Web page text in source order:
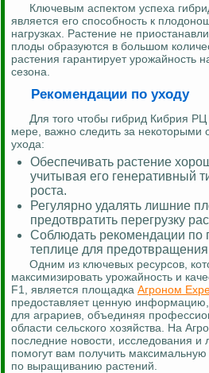
Ключевым аспектом успеха
является его способность к
нагрузках. Растение не
плоды образуются в большом
растения гарантирует урожайность
сезона.
Рекомендации по уходу
Для того чтобы гибрид Кибрия
мере, важно следить за некоторыми
ухода:
Обеспечивать растение
учитывая его генеративный
роста.
Регулярно удалять лишние
предотвратить перегрузку
Соблюдать рекомендации по
теплице для
Одним из ключевых ресурсов,
максимизировать урожайность и
F1, является площадка Агроном
предоставляет ценную
для аграриев, объединяя
области сельского хозяйства. На
последние новости, исследования и
помогут вам получить
по выращиванию растений.